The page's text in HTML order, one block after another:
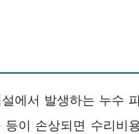
에서 발생하는 누수
이 손상되면 수리비